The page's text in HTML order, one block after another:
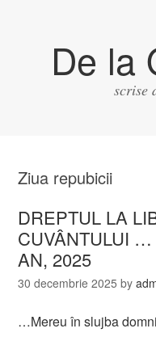
De la
scrise
Ziua repubicii
DREPTUL LA
CUVÂNTULUI
AN, 2025
30 decembrie 2025 by
…Mereu în slujba